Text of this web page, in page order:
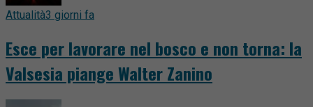
Attualità3 giorni fa
Esce per lavorare nel bosco e non torna: la
Valsesia piange Walter Zanino